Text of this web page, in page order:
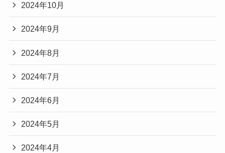
2024年10月
2024年9月
2024年8月
2024年7月
2024年6月
2024年5月
2024年4月